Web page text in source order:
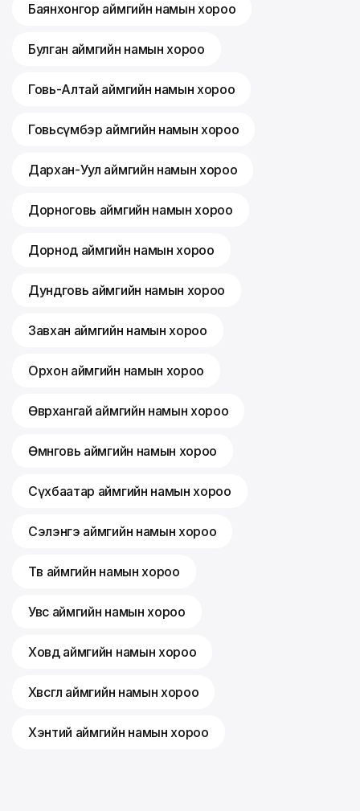
Баянхонгор аймгийн намын хороо
Булган аймгийн намын хороо
Говь-Алтай аймгийн намын хороо
Говьсүмбэр аймгийн намын хороо
Дархан-Уул аймгийн намын хороо
Дорноговь аймгийн намын хороо
Дорнод аймгийн намын хороо
Дундговь аймгийн намын хороо
Завхан аймгийн намын хороо
Орхон аймгийн намын хороо
Өвөрхангай аймгийн намын хороо
Өмнөговь аймгийн намын хороо
Сүхбаатар аймгийн намын хороо
Сэлэнгэ аймгийн намын хороо
Төв аймгийн намын хороо
Увс аймгийн намын хороо
Ховд аймгийн намын хороо
Хөвсгөл аймгийн намын хороо
Хэнтий аймгийн намын хороо